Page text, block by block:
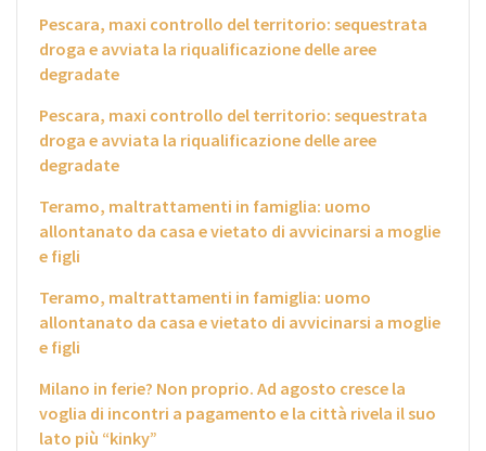
Pescara, maxi controllo del territorio: sequestrata
droga e avviata la riqualificazione delle aree
degradate
Pescara, maxi controllo del territorio: sequestrata
droga e avviata la riqualificazione delle aree
degradate
Teramo, maltrattamenti in famiglia: uomo
allontanato da casa e vietato di avvicinarsi a moglie
e figli
Teramo, maltrattamenti in famiglia: uomo
allontanato da casa e vietato di avvicinarsi a moglie
e figli
Milano in ferie? Non proprio. Ad agosto cresce la
voglia di incontri a pagamento e la città rivela il suo
lato più “kinky”